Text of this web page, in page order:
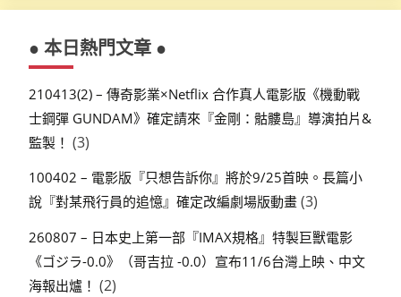
● 本日熱門文章 ●
210413(2) – 傳奇影業×Netflix 合作真人電影版《機動戰
士鋼彈 GUNDAM》確定請來『金剛：骷髏島』導演拍片&
監製！ (3)
100402 – 電影版『只想告訴你』將於9/25首映。長篇小
說『對某飛行員的追憶』確定改編劇場版動畫 (3)
260807 – 日本史上第一部『IMAX規格』特製巨獸電影
《ゴジラ-0.0》（哥吉拉 -0.0）宣布11/6台灣上映、中文
海報出爐！ (2)